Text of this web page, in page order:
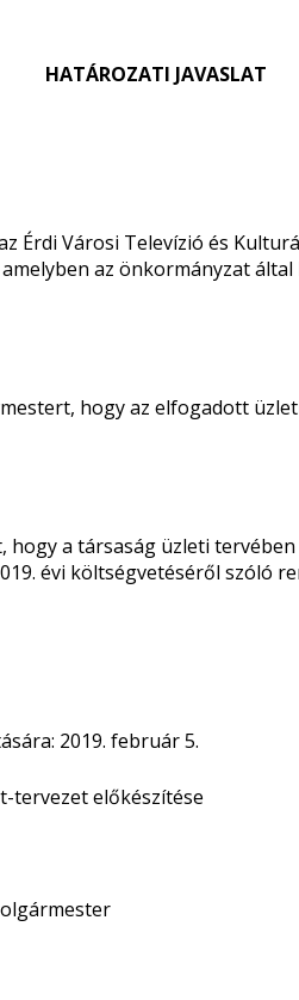
HATÁROZATI JAVASLAT
Érdi Városi Televízió és
az önkormányzat
hogy az elfogadott
hogy a társaság üzleti
évi költségvetéséről szóló
2019. február 5.
előkészítése